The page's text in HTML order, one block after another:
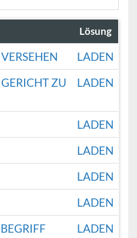
Lösung
LADEN
ZU
LADEN
LADEN
LADEN
LADEN
LADEN
LADEN